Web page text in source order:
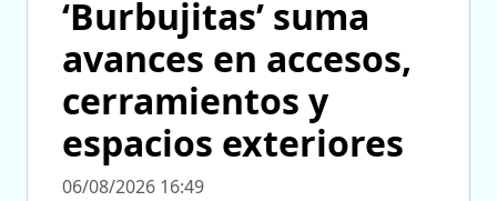
‘Burbujitas’ suma
avances en accesos,
cerramientos y
espacios exteriores
06/08/2026 16:49